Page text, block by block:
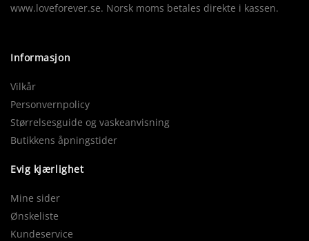
www.loveforever.se. Norsk moms betales direkte i kassen.
Informasjon
Vilkår
Personvernpolicy
Størrelsesguide og vaskeanvisning
Butikkens åpningstider
Evig kjærlighet
Mine sider
Ønskeliste
Kundeservice